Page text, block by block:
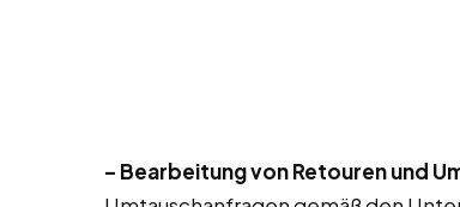
– Bearbeitung von Retouren und